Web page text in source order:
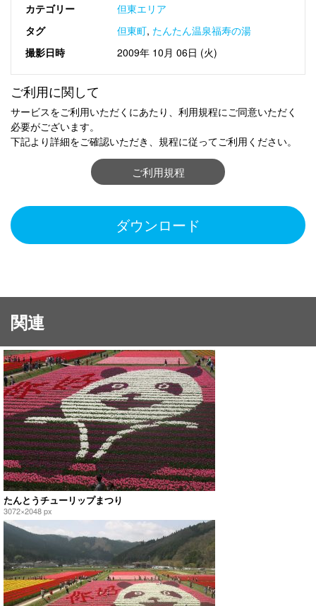
カテゴリー
但東エリア
タグ
但東町, たんたん温泉福寿の湯
撮影日時
2009年 10月 06日 (火)
ご利用に関して
サービスをご利用いただくにあたり、利用規程にご同意いただく
必要がございます。
下記より詳細をご確認いただき、規程に従ってご利用ください。
ご利用規程
ダウンロード
関連
たんとうチューリップまつり
3072×2048 px